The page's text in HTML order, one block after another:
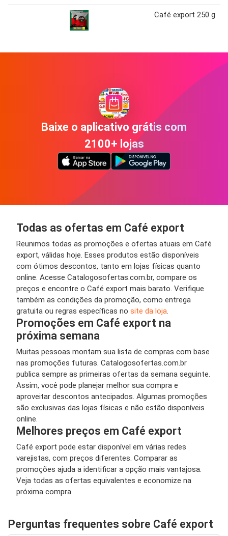
Café export 250 g
Baixe o aplicativo grátis com
2100+ lojas
Todas as ofertas em Café export
Reunimos todas as promoções e ofertas atuais em Café
export, válidas hoje. Esses produtos estão disponíveis
com ótimos descontos, tanto em lojas físicas quanto
online. Acesse Catalogosofertas.com.br, compare os
preços e encontre o Café export mais barato. Verifique
também as condições da promoção, como entrega
gratuita ou regras específicas no site da loja.
Promoções em Café export na
próxima semana
Muitas pessoas montam sua lista de compras com base
nas promoções futuras. Catalogosofertas.com.br
publica sempre as primeiras ofertas da semana seguinte.
Assim, você pode planejar melhor sua compra e
aproveitar descontos antecipados. Algumas promoções
são exclusivas das lojas físicas e não estão disponíveis
online.
Melhores preços em Café export
Café export pode estar disponível em várias redes
varejistas, com preços diferentes. Comparar as
promoções ajuda a identificar a opção mais vantajosa.
Veja todas as ofertas equivalentes e economize na
próxima compra.
Perguntas frequentes sobre Café export